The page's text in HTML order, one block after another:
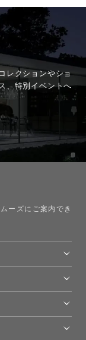
レクションやショ
、特別イベントへ
ーズにご案内でき